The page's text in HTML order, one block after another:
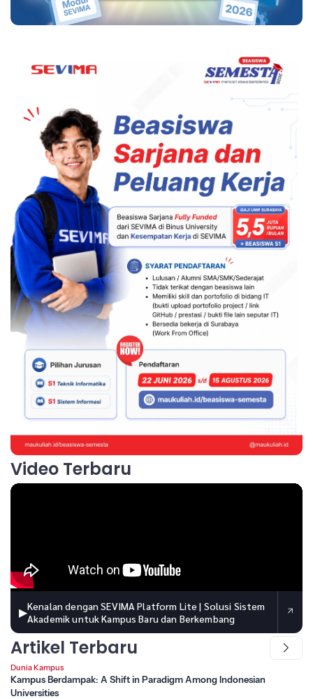
Video Terbaru
▶Kenalan dengan SEVIMA Platform Lite | Solusi Sistem
Akademik untuk Kampus Baru dan Berkembang
Artikel Terbaru
Dunia Kampus
Kampus Berdampak: A Shift in Paradigm Among Indonesian
Universities